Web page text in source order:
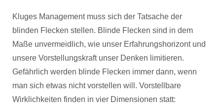
Kluges Management muss sich der Tatsache der
blinden Flecken stellen. Blinde Flecken sind in dem
Maße unvermeidlich, wie unser Erfahrungshorizont und
unsere Vorstellungskraft unser Denken limitieren.
Gefährlich werden blinde Flecken immer dann, wenn
man sich etwas nicht vorstellen will. Vorstellbare
Wirklichkeiten finden in vier Dimensionen statt: